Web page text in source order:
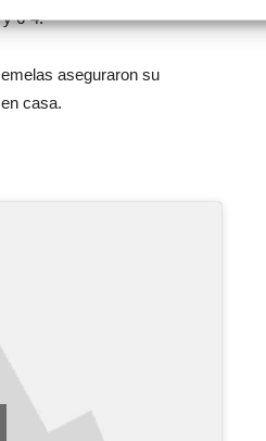
y 6-4.
aseguraron su
casa.